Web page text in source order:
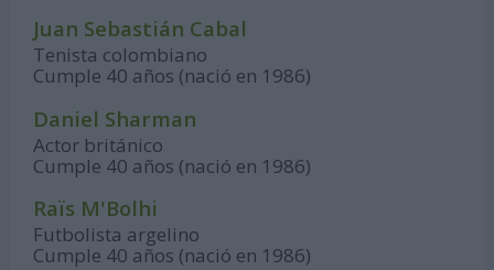
Juan Sebastián Cabal
Tenista colombiano
Cumple 40 años (nació en 1986)
Daniel Sharman
Actor británico
Cumple 40 años (nació en 1986)
Raïs M'Bolhi
Futbolista argelino
Cumple 40 años (nació en 1986)